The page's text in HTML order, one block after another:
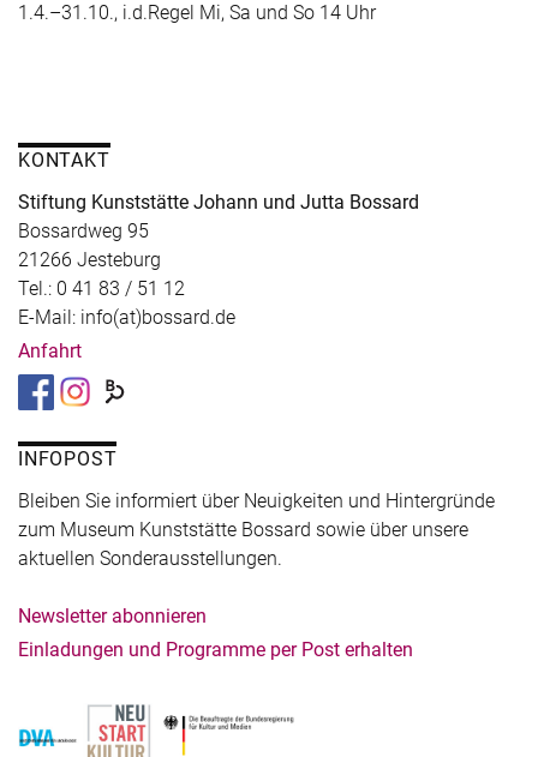
1.4.–31.10., i.d.Regel Mi, Sa und So 14 Uhr
KONTAKT
Stiftung Kunststätte Johann und Jutta Bossard
Bossardweg 95
21266 Jesteburg
Tel.: 0 41 83 / 51 12
E-Mail: info(at)bossard.de
Anfahrt
INFOPOST
Bleiben Sie informiert über Neuigkeiten und Hintergründe
zum Museum Kunststätte Bossard sowie über unsere
aktuellen Sonderausstellungen.
Newsletter abonnieren
Einladungen und Programme per Post erhalten